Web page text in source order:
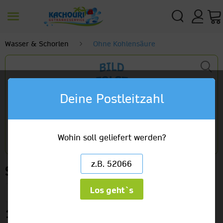
Wasser & Schorlen Ohne Kohlensäure
St. Leonard Mondquelle
13,99 €
Deine Postleitzahl
Wohin soll geliefert werden?
Los geht`s